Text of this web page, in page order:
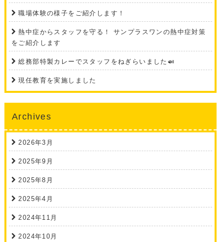
職場体験の様子をご紹介します！
熱中症からスタッフを守る！ サンプラスワンの熱中症対策
をご紹介します
総務部特製カレーでスタッフをねぎらいました🍛
現任教育を実施しました
Archives
2026年3月
2025年9月
2025年8月
2025年4月
2024年11月
2024年10月